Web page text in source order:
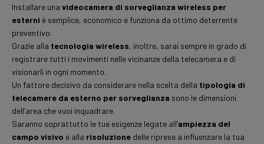
Installare una videocamera di sorveglianza wireless per
esterni è semplice, economico e funziona da ottimo deterrente
preventivo.
Grazie alla tecnologia wireless, inoltre, sarai sempre in grado di
registrare tutti i movimenti nelle vicinanze della telecamera e di
visionarli in ogni momento.
Un fattore decisivo da considerare nella scelta della tipologia di
telecamere da esterno per sorveglianza sono le dimensioni
dell’area che vuoi inquadrare.
Saranno soprattutto le tue esigenze legate all’ampiezza del
campo visivo e alla risoluzione delle riprese a influenzare la tua